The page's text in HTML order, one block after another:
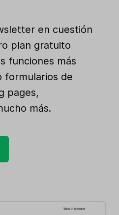
en cuestión
plan gratuito
funciones más
formularios de
pages,
más.